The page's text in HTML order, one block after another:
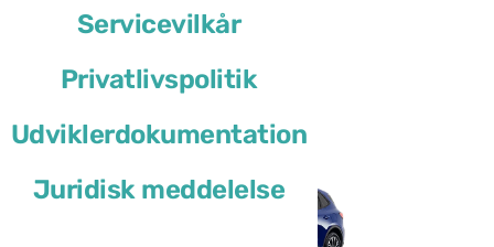
Servicevilkår
Privatlivspolitik
Udviklerdokumentation
Juridisk meddelelse
eller lignende